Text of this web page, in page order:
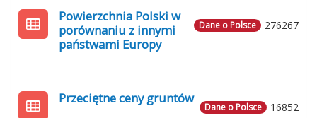
276267
Dane o Polsce
Powierzchnia Polski w
porównaniu z innymi
państwami Europy
16852
Dane o Polsce
Przeciętne ceny gruntów